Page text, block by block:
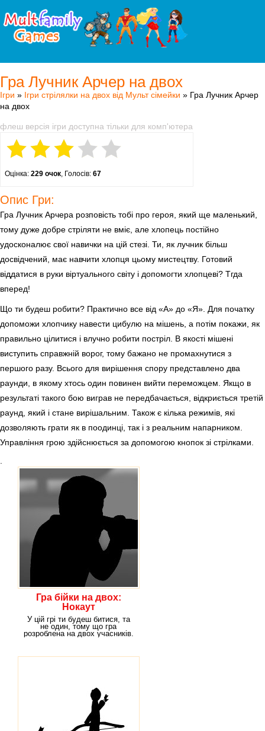
Гра Лучник Арчер на двох
Ігри » Ігри стрілялки на двох від Мульт сімейки » Гра Лучник Арчер
на двох
флеш версія ігри доступна тільки для комп'ютера
Оцінка: 229 очок, Голосів: 67
Опис Гри:
Гра Лучник Арчера розповість тобі про героя, який ще маленький,
тому дуже добре стріляти не вміє, але хлопець постійно
удосконалює свої навички на цій стезі. Ти, як лучник більш
досвідчений, має навчити хлопця цьому мистецтву. Готовий
віддатися в руки віртуального світу і допомогти хлопцеві? Тгда
вперед!
Що ти будеш робити? Практично все від «А» до «Я». Для початку
допоможи хлопчику навести цибулю на мішень, а потім покажи, як
правильно цілитися і влучно робити постріл. В якості мішені
виступить справжній ворог, тому бажано не промахнутися з
першого разу. Всього для вирішення спору представлено два
раунди, в якому хтось один повинен вийти переможцем. Якщо в
результаті такого бою виграв не передбачається, відкриється третій
раунд, який і стане вирішальним. Також є кілька режимів, які
дозволяють грати як в поодинці, так і з реальним напарником.
Управління грою здійснюється за допомогою кнопок зі стрілками.
Гра бійки на двох:
Нокаут
У цій грі ти будеш битися, та
не один, тому що гра
розроблена на двох учасників.